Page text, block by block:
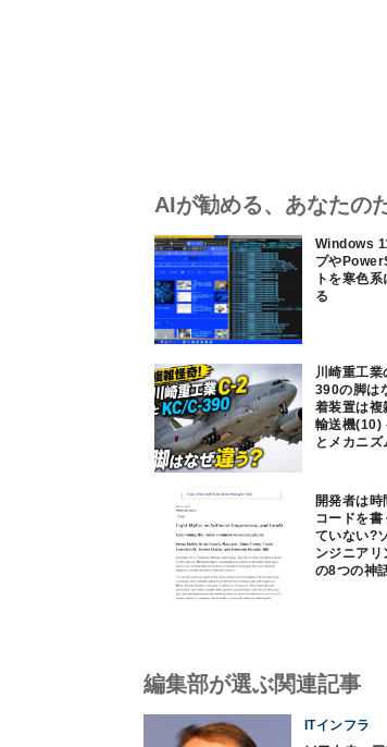
AIが勧める、あなたの
Windows
プや
トを寒色
る
川崎重工
390の脚は
着装置は複
輸送機(10)
とメカニ
開発者は
コードを書
ていない?
ンジニアリ
の8つの神
編集部が選ぶ関連記事
ITインフラ